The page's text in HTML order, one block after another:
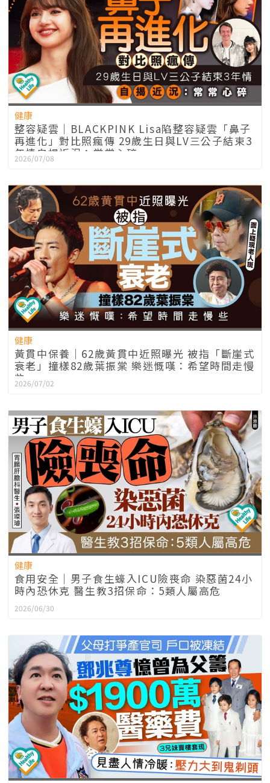
健康
整容疑雲｜BLACKPINK Lisa陷整容疑雲「鼻子
再進化」對比照瘋傳 29歲生日與LV三公子結束3
年情自揭近況：常常心碎
2026/07/08
健康
黃貫中保養｜62歲黃貫中近照曝光 被指「斷崖式
衰老」撞樣82歲葉振棠 樂迷慨嘆：希望時間走慢
些
2026/07/02
健康
食用安全｜男子食生蠔入ICU險喪命 染惡菌24小
時內恐休克 醫生教3招保命：5類人屬高危
2026/06/30